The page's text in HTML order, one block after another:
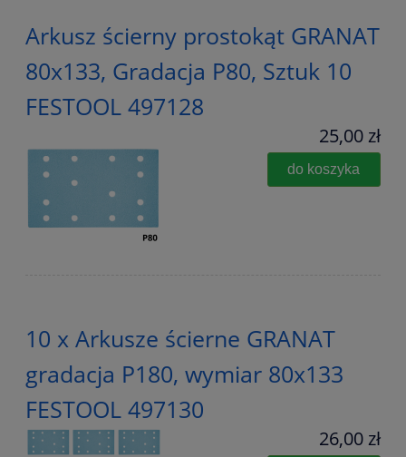
Arkusz ścierny prostokąt GRANAT
80x133, Gradacja P80, Sztuk 10
FESTOOL 497128
25,00 zł
do koszyka
10 x Arkusze ścierne GRANAT
gradacja P180, wymiar 80x133
FESTOOL 497130
26,00 zł